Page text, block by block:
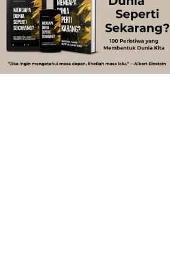
Studi
Teknologi Tips
Tokoh
Tubuh Manusia
Umum
Rahasia Togel yang Tidak Dipahami
Pemain Togel
Ilustrasi/zdnet.com Ini adalah catatan
penutup untuk dua catatan saya